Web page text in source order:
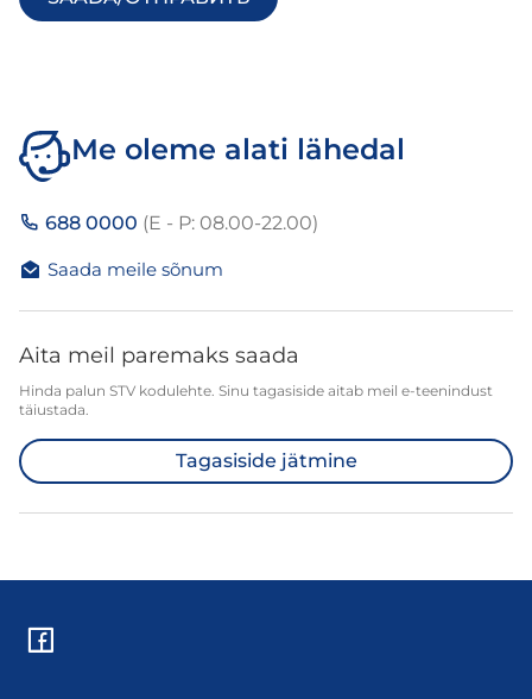
Me oleme alati lähedal
688 0000 (E - P: 08.00-22.00)
Saada meile sõnum
Aita meil paremaks saada
Hinda palun STV kodulehte. Sinu tagasiside aitab meil e-teenindust
täiustada.
Tagasiside jätmine